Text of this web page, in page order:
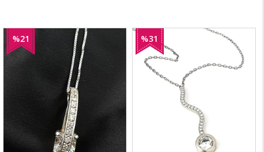
%21
İndirim
%31
İndirim